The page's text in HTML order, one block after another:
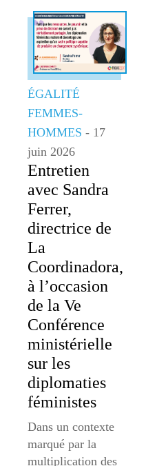
ÉGALITÉ
FEMMES-
HOMMES - 17
juin 2026
Entretien
avec Sandra
Ferrer,
directrice de
La
Coordinadora,
à l’occasion
de la Ve
Conférence
ministérielle
sur les
diplomaties
féministes
Dans un contexte
marqué par la
multiplication des